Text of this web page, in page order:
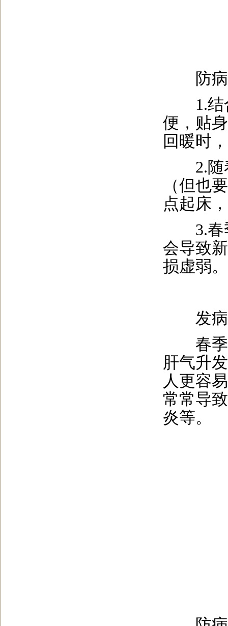
防病
1.结合
便，贴
回暖时
2.随着
（但也
点起床
3.春季
会导致
损虚弱
发病
春季
肝气升
人更容
常常导
炎等。